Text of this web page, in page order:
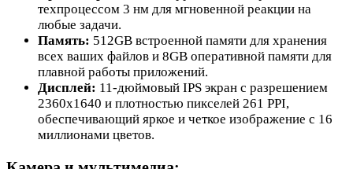
техпроцессом 3 нм для мгновенной реакции на
любые задачи.
Память: 512GB встроенной памяти для хранения
всех ваших файлов и 8GB оперативной памяти для
плавной работы приложений.
Дисплей: 11-дюймовый IPS экран с разрешением
2360x1640 и плотностью пикселей 261 PPI,
обеспечивающий яркое и четкое изображение с 16
миллионами цветов.